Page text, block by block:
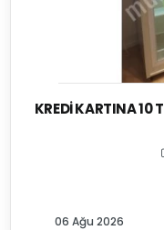
KREDI KARTINA 10
06 Ağu 2026